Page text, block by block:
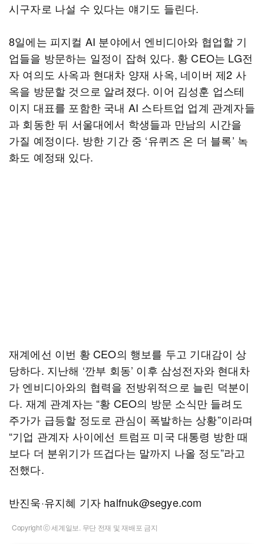
시구자로 나설 수 있다는 얘기도 들린다.
8일에는 피지컬 AI 분야에서 엔비디아와 협업할 기
업들을 방문하는 일정이 잡혀 있다. 황 CEO는 LG전
자 여의도 사옥과 현대차 양재 사옥, 네이버 제2 사
옥을 방문할 것으로 알려졌다. 이어 김성훈 업스테
이지 대표를 포함한 국내 AI 스타트업 업계 관계자들
과 회동한 뒤 서울대에서 학생들과 만남의 시간을
가질 예정이다. 방한 기간 중 ‘유퀴즈 온 더 블록’ 녹
화도 예정돼 있다.
재계에선 이번 황 CEO의 행보를 두고 기대감이 상
당하다. 지난해 ‘깐부 회동’ 이후 삼성전자와 현대차
가 엔비디아와의 협력을 전방위적으로 늘린 덕분이
다. 재계 관계자는 “황 CEO의 방문 소식만 들려도
주가가 급등할 정도로 관심이 폭발하는 상황”이라며
“기업 관계자 사이에선 트럼프 미국 대통령 방한 때
보다 더 분위기가 뜨겁다는 말까지 나올 정도”라고
전했다.
반진욱·유지혜 기자 halfnuk@segye.com
Copyright ⓒ 세계일보. 무단 전재 및 재배포 금지